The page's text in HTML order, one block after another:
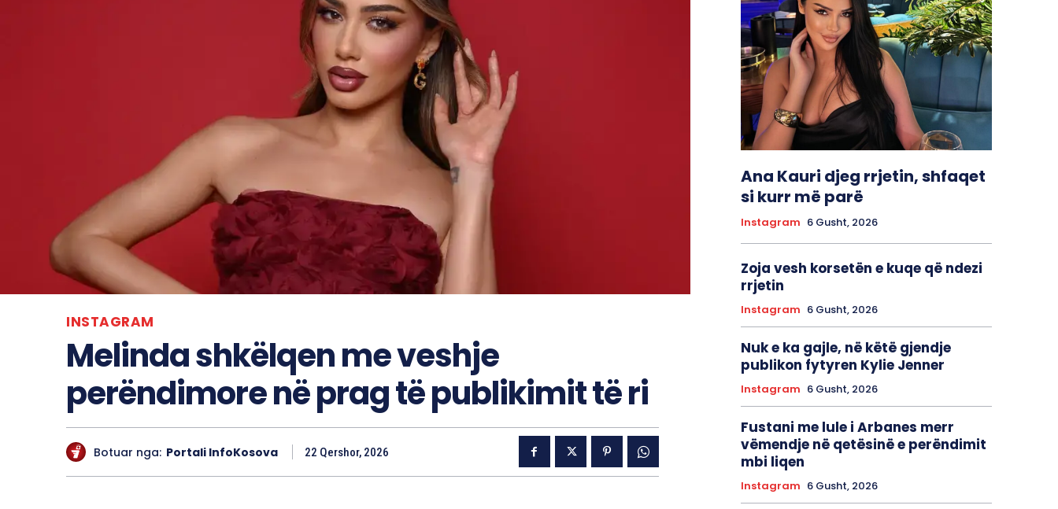
INSTAGRAM
Melinda shkëlqen me veshje
perëndimore në prag të publikimit të ri
Botuar nga: Portali InfoKosova 22 Qershor, 2026
Ana Kauri djeg rrjetin, shfaqet
si kurr më parë
Instagram 6 Gusht, 2026
Zoja vesh korsetën e kuqe që ndezi
rrjetin
Instagram 6 Gusht, 2026
Nuk e ka gajle, në këtë gjendje
publikon fytyren Kylie Jenner
Instagram 6 Gusht, 2026
Fustani me lule i Arbanes merr
vëmendje në qetësinë e perëndimit
mbi liqen
Instagram 6 Gusht, 2026